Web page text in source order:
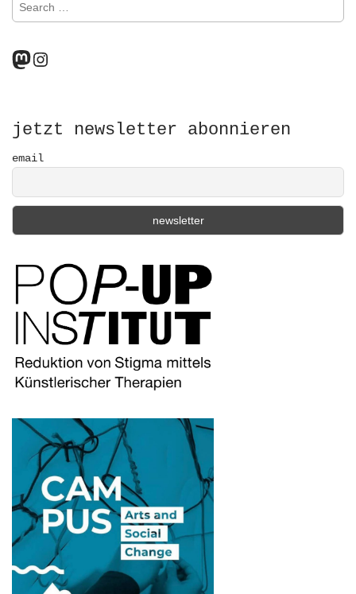
r
c
r
:
Mastodon
Instagram
jetzt newsletter abonnieren
email